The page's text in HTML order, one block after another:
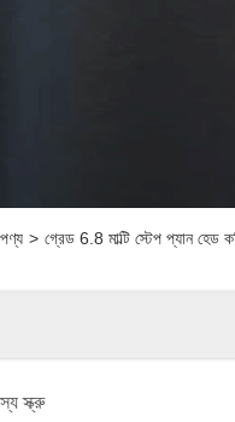
পণ্য > গ্রেড 6.8 মাল্টি স্টেপ প্যান হেড
স্ক্রু